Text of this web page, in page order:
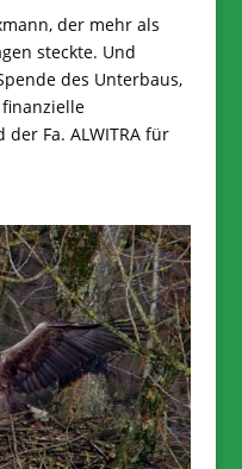
der mehr als
steckte. Und
des Unterbaus,
Fa. ALWITRA für